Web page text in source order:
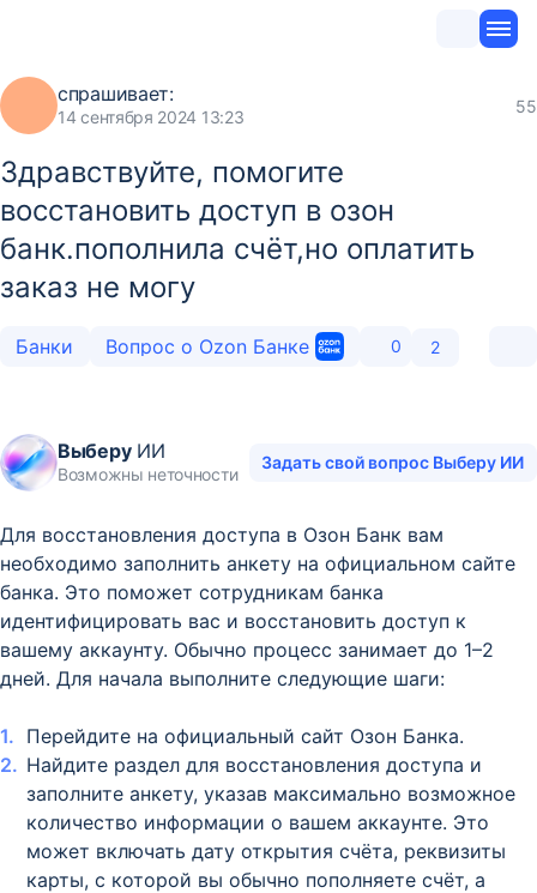
спрашивает:
14 сентября 2024 13:23
55
Здравствуйте, помогите
восстановить доступ в озон
банк.пополнила счёт,но оплатить
заказ не могу
Банки Вопрос о Ozon Банке 0 2
ВыберуИИ
Возможны неточности
Задать свой вопрос Выберу ИИ
Для восстановления доступа в Озон Банк вам
необходимо заполнить анкету на официальном сайте
банка. Это поможет сотрудникам банка
идентифицировать вас и восстановить доступ к
вашему аккаунту. Обычно процесс занимает до 1–2
дней. Для начала выполните следующие шаги:
Перейдите на официальный сайт Озон Банка.
Найдите раздел для восстановления доступа и
заполните анкету, указав максимально возможное
количество информации о вашем аккаунте. Это
может включать дату открытия счёта, реквизиты
карты, с которой вы обычно пополняете счёт, а